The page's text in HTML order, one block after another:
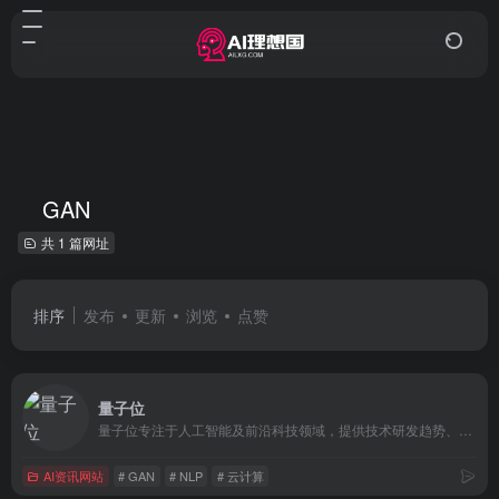
GAN
共 1 篇网址
排序 发布 更新 浏览 点赞
量子位
AI资讯网站 # GAN # NLP # 云计算